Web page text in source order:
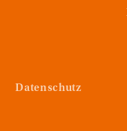
Datenschutz